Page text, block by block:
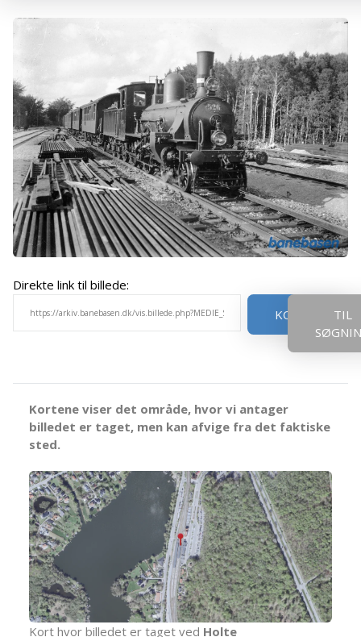
Direkte link til billede:
KOPIER
TIL
Kortene viser det område, hvor vi antager
billedet er taget, men kan afvige fra det faktiske
sted.
Kort hvor billedet er taget ved Holte